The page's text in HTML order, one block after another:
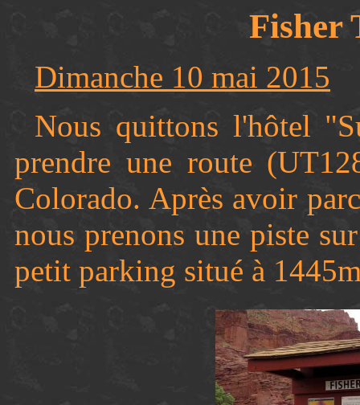
Fisher
Dimanche 10 mai 2015
Nous quittons l'hôtel
prendre une route
Colorado. Après avoir
nous prenons une piste
petit parking situé à